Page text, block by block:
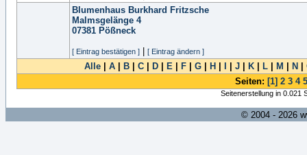
Blumenhaus Burkhard Fritzsche
Malmsgelänge 4
07381 Pößneck
[ Eintrag bestätigen ] [ Eintrag ändern ]
Alle A B C D E F G H J K L M N
Seiten: [1] 2 3 4 5
Seitenerstellung in 0.021
© 2004 - 2026